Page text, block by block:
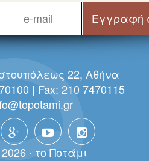
22, Αθήνα
| Fax: 210 7470115
· τo Πoτάμι